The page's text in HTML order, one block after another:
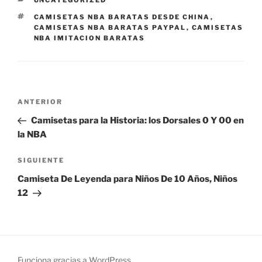
ETIQUETAS
CAMISETAS NBA BARATAS DESDE CHINA ,
CAMISETAS NBA BARATAS PAYPAL , CAMISETAS
NBA IMITACION BARATAS
Navegación
entradas
Entrada
anterior:
ANTERIOR
Camisetas para la Historia: los Dorsales 0 Y 00 en
la NBA
Siguiente
entrada
SIGUIENTE
Camiseta De Leyenda para Niños De 10 Años, Niños
12
Funciona gracias a WordPress